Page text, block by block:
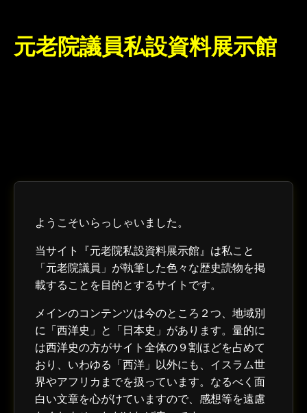
元老院議員私設資料展示館
ようこそいらっしゃいました。
当サイト『元老院私設資料展示館』は私こと
「元老院議員」が執筆した色々な歴史読物を掲
載することを目的とするサイトです。
メインのコンテンツは今のところ２つ、地域別
に「西洋史」と「日本史」があります。量的に
は西洋史の方がサイト全体の９割ほどを占めて
おり、いわゆる「西洋」以外にも、イスラム世
界やアフリカまでを扱っています。なるべく面
白い文章を心がけていますので、感想等を遠慮